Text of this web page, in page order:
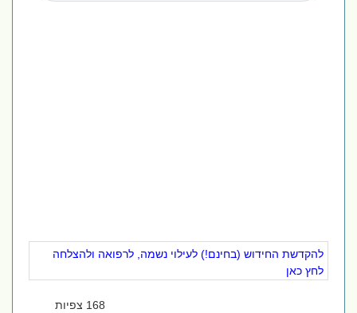
להקדשת החידוש (בחינם!) לעילוי נשמה, לרפואה ולהצלחה
לחץ כאן
168 צפיות